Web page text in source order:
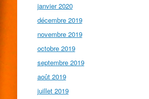
janvier 2020
décembre 2019
novembre 2019
octobre 2019
septembre 2019
août 2019
juillet 2019